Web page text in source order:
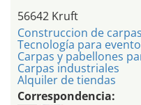
56642 Kruft
Construccion de carpas
Tecnología para
Carpas y pabellones
Carpas industriales
Alquiler de tiendas
Correspondencia: